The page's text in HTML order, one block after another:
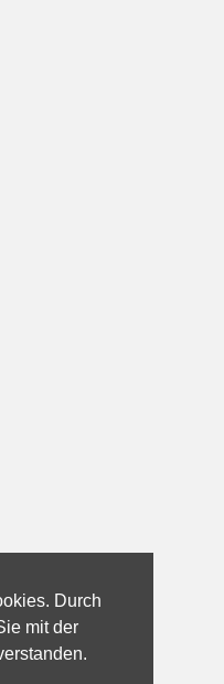
Durch
mit der